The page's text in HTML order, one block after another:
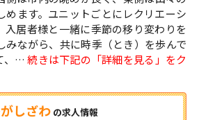
めます。ユニットごとにレクリエーシ
入居者様と一緒に季節の移り変わりを
みながら、共に時季（とき）を歩んで
、…続きは下記の「詳細を見る」をク
しざわ の求人情報